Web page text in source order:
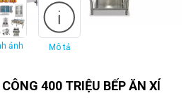
ảnh Mô tả
400 TRIỆU BẾP ĂN XÍ